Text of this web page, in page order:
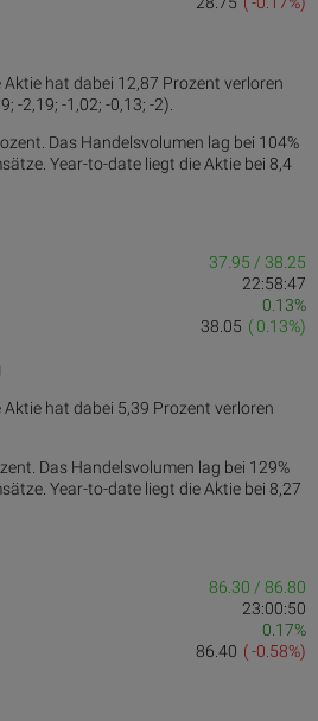
Aktie hat dabei 12,87 Prozent verloren
-2,19; -1,02; -0,13; -2).
Das Handelsvolumen lag bei 104%
Year-to-date liegt die Aktie bei 8,4
37.95 / 38.25
22:58:47
0.13%
( 0.13%)
38.05
Aktie hat dabei 5,39 Prozent verloren
Das Handelsvolumen lag bei 129%
Year-to-date liegt die Aktie bei 8,27
86.30 / 86.80
23:00:50
0.17%
( -0.58%)
86.40